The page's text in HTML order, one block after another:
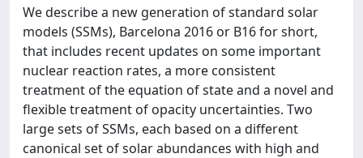
We describe a new generation of standard solar
models (SSMs), Barcelona 2016 or B16 for short,
that includes recent updates on some important
nuclear reaction rates, a more consistent
treatment of the equation of state and a novel and
flexible treatment of opacity uncertainties. Two
large sets of SSMs, each based on a different
canonical set of solar abundances with high and